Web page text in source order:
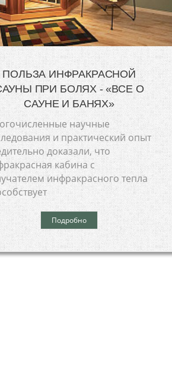
ПОЛЬЗА ИНФРАКРАСНОЙ
ПРИ БОЛЯХ - «ВСЕ О
САУНЕ И БАНЯХ»
научные
и практический опыт
доказали, что
кабина с
инфракрасного тепла
Подробно